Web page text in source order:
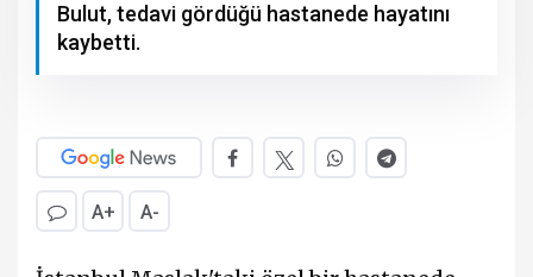
Bulut, tedavi gördüğü hastanede hayatını
kaybetti.
A+ A-